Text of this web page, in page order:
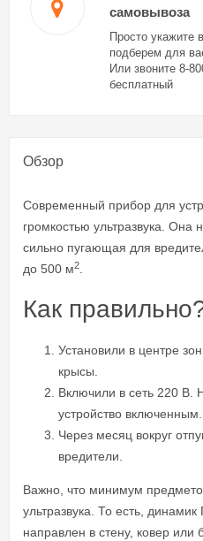
самовывоза
Просто укажите
подберем для
Или звоните 8-
бесплатный
Обзор
Современный прибор для
громкостью ультразвука.
сильно пугающая для
до 500 м2.
Как
Установили в центре
крысы.
Включили в сеть 220 В.
устройство включенным.
Через месяц вокруг
вредители.
Важно, что минимум
ультразвука. То есть,
направлен в стену, ковер